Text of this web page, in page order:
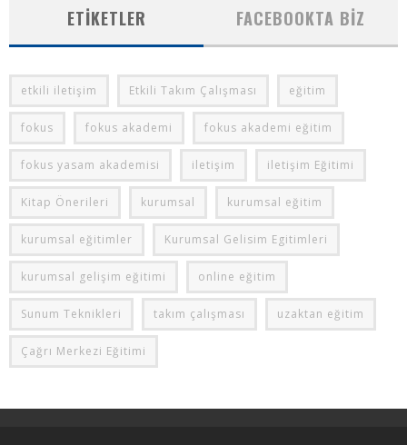
ETIKETLER FACEBOOKTA BIZ
etkili iletişim Etkili Takım Çalışması eğitim
fokus fokus akademi fokus akademi eğitim
fokus yasam akademisi iletişim iletişim Eğitimi
Kitap Önerileri kurumsal kurumsal eğitim
kurumsal eğitimler Kurumsal Gelisim Egitimleri
kurumsal gelişim eğitimi online eğitim
Sunum Teknikleri takım çalışması uzaktan eğitim
Çağrı Merkezi Eğitimi